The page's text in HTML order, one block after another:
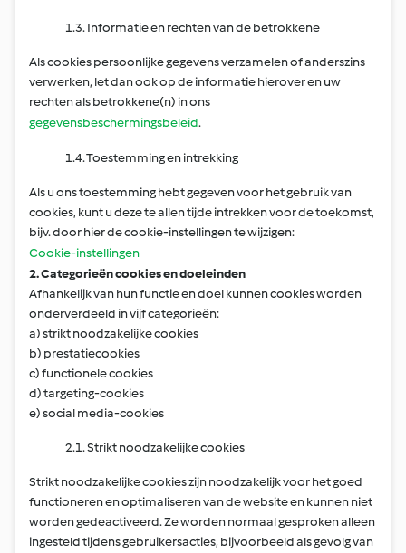
1.3. Informatie en rechten van de betrokkene
Als cookies persoonlijke gegevens verzamelen of anderszins
verwerken, let dan ook op de informatie hierover en uw
rechten als betrokkene(n) in ons
gegevensbeschermingsbeleid.
1.4. Toestemming en intrekking
Als u ons toestemming hebt gegeven voor het gebruik van
cookies, kunt u deze te allen tijde intrekken voor de toekomst,
bijv. door hier de cookie-instellingen te wijzigen:
Cookie-instellingen
2. Categorieën cookies en doeleinden
Afhankelijk van hun functie en doel kunnen cookies worden
onderverdeeld in vijf categorieën:
a) strikt noodzakelijke cookies
b) prestatiecookies
c) functionele cookies
d) targeting-cookies
e) social media-cookies
2.1. Strikt noodzakelijke cookies
Strikt noodzakelijke cookies zijn noodzakelijk voor het goed
functioneren en optimaliseren van de website en kunnen niet
worden gedeactiveerd. Ze worden normaal gesproken alleen
ingesteld tijdens gebruikersacties, bijvoorbeeld als gevolg van